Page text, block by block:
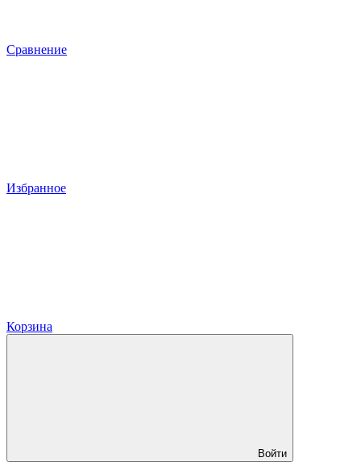
Сравнение
Избранное
Корзина
Войти